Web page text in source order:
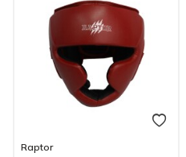
Raptor